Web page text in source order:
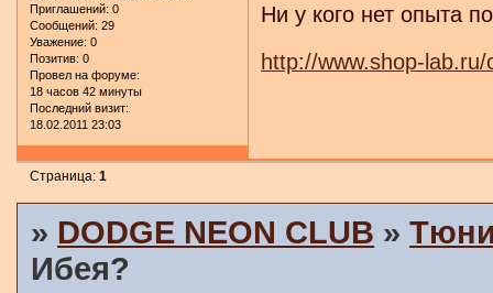
Приглашений: 0
Сообщений: 29
Уважение: 0
Позитив: 0
Провел на форуме:
18 часов 42 минуты
Последний визит:
18.02.2011 23:03
Ни у кого нет опыта
http://www.shop-
Страница:1
» DODGE NEON CLUB »
Ибея?